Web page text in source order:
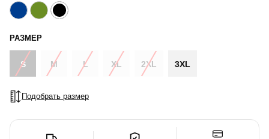
РАЗМЕР
S M L XL 2XL 3XL
Подобрать размер